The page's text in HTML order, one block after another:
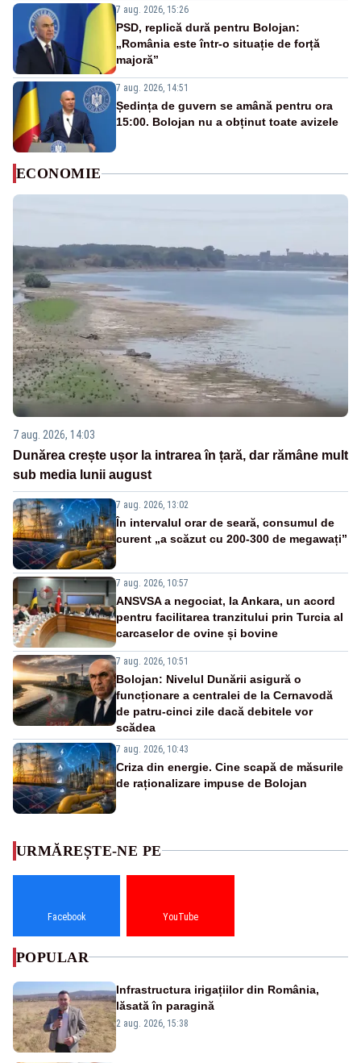
7 aug. 2026, 15:26
PSD, replică dură pentru Bolojan:
„România este într-o situație de forță
majoră”
7 aug. 2026, 14:51
Ședința de guvern se amână pentru ora
15:00. Bolojan nu a obținut toate avizele
ECONOMIE
7 aug. 2026, 14:03
Dunărea crește ușor la intrarea în țară, dar rămâne mult
sub media lunii august
7 aug. 2026, 13:02
În intervalul orar de seară, consumul de
curent „a scăzut cu 200-300 de megawați”
7 aug. 2026, 10:57
ANSVSA a negociat, la Ankara, un acord
pentru facilitarea tranzitului prin Turcia al
carcaselor de ovine și bovine
7 aug. 2026, 10:51
Bolojan: Nivelul Dunării asigură o
funcționare a centralei de la Cernavodă
de patru-cinci zile dacă debitele vor
scădea
7 aug. 2026, 10:43
Criza din energie. Cine scapă de măsurile
de raționalizare impuse de Bolojan
URMĂREȘTE-NE PE
Facebook YouTube
POPULAR
Infrastructura irigațiilor din România,
lăsată în paragină
2 aug. 2026, 15:38